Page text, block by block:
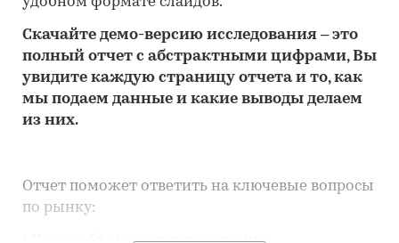
Скачайте демо-версию исследования – это
полный отчет с абстрактными цифрами, Вы
увидите каждую страницу отчета и то,как
мы подаем данные и какие выводы делаем
из них.
Отчет поможет ответить на ключевые вопросы
по рынку: